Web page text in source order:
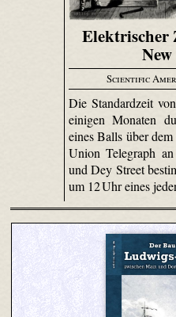
Elektrischer
Scientific
Die Standardzeit
einigen Monaten
eines Balls über
Union Telegraph
und Dey Street
um 12 Uhr eines